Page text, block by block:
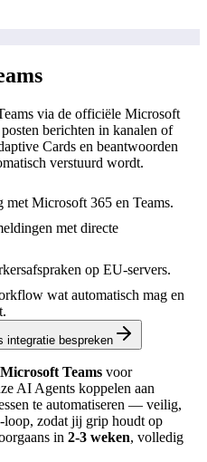
via de officiële Microsoft
berichten in kanalen of
Cards en beantwoorden
verstuurd wordt.
Microsoft 365 en Teams.
met directe
op EU-servers.
wat automatisch mag en
integratie bespreken
Microsoft Teams voor
AI Agents koppelen aan
te automatiseren — veilig,
loop, zodat jij grip houdt op
in 2-3 weken, volledig